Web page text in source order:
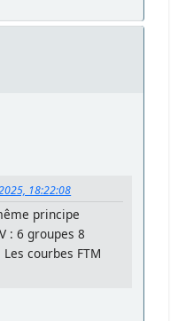
18:22:08
principe
: 6 groupes 8
courbes FTM